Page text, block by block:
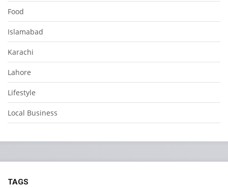
Food
Islamabad
Karachi
Lahore
Lifestyle
Local Business
TAGS